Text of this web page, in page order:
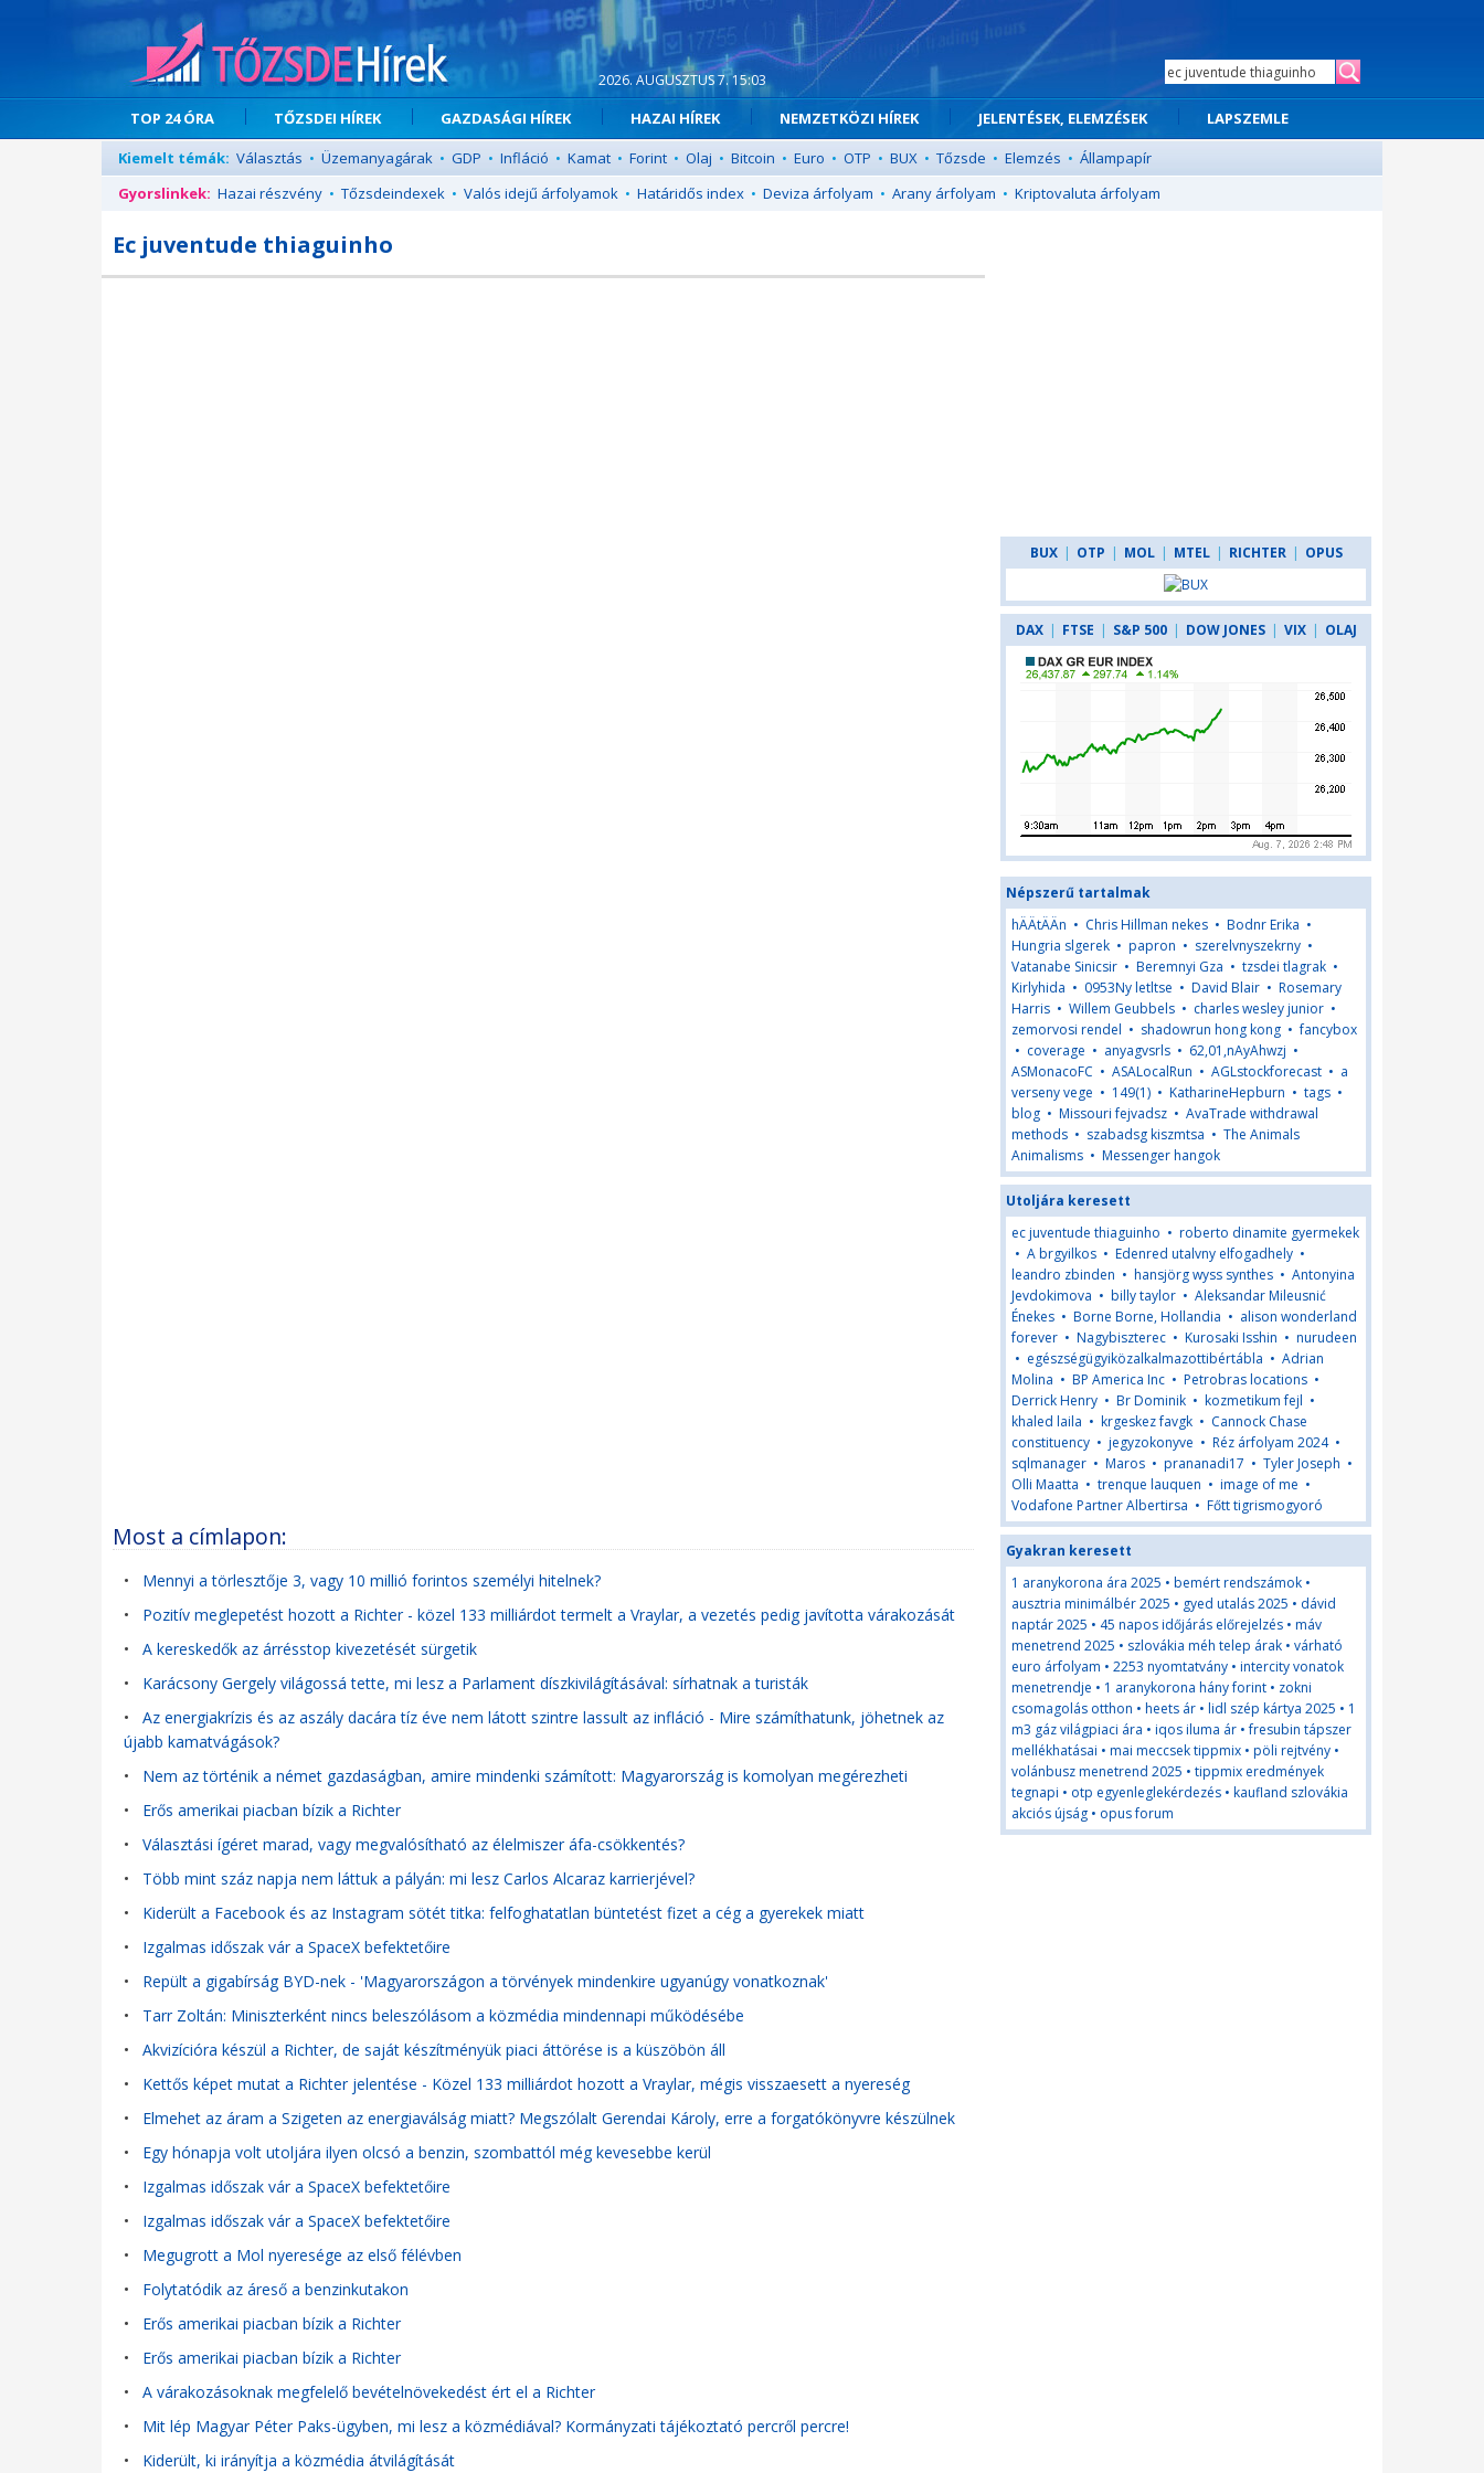
2026. AUGUSZTUS 7. 15:03
TOP 24 ÓRA TŐZSDEI HÍREK GAZDASÁGI HÍREK HAZAI HÍREK NEMZETKÖZI HÍREK JELENTÉSEK, ELEMZÉSEK
LAPSZEMLE
Kiemelt témák: Választás • Üzemanyagárak • GDP • Infláció • Kamat • Forint • Olaj • Bitcoin • Euro • OTP • BUX • Tőzsde • Elemzés • Állampapír
Gyorslinkek: Hazai részvény • Tőzsdeindexek • Valós idejű árfolyamok • Határidős index • Deviza árfolyam • Arany árfolyam • Kriptovaluta árfolyam
Ec juventude thiaguinho
Most a címlapon:
• Mennyi a törlesztője 3, vagy 10 millió forintos személyi hitelnek?
• Pozitív meglepetést hozott a Richter - közel 133 milliárdot termelt a Vraylar, a vezetés pedig javította várakozását
• A kereskedők az árrésstop kivezetését sürgetik
• Karácsony Gergely világossá tette, mi lesz a Parlament díszkivilágításával: sírhatnak a turisták
• Az energiakrízis és az aszály dacára tíz éve nem látott szintre lassult az infláció - Mire számíthatunk, jöhetnek az
újabb kamatvágások?
• Nem az történik a német gazdaságban, amire mindenki számított: Magyarország is komolyan megérezheti
• Erős amerikai piacban bízik a Richter
• Választási ígéret marad, vagy megvalósítható az élelmiszer áfa-csökkentés?
• Több mint száz napja nem láttuk a pályán: mi lesz Carlos Alcaraz karrierjével?
• Kiderült a Facebook és az Instagram sötét titka: felfoghatatlan büntetést fizet a cég a gyerekek miatt
• Izgalmas időszak vár a SpaceX befektetőire
• Repült a gigabírság BYD-nek - 'Magyarországon a törvények mindenkire ugyanúgy vonatkoznak'
• Tarr Zoltán: Miniszterként nincs beleszólásom a közmédia mindennapi működésébe
• Akvizícióra készül a Richter, de saját készítményük piaci áttörése is a küszöbön áll
• Kettős képet mutat a Richter jelentése - Közel 133 milliárdot hozott a Vraylar, mégis visszaesett a nyereség
• Elmehet az áram a Szigeten az energiaválság miatt? Megszólalt Gerendai Károly, erre a forgatókönyvre készülnek
• Egy hónapja volt utoljára ilyen olcsó a benzin, szombattól még kevesebbe kerül
• Izgalmas időszak vár a SpaceX befektetőire
• Izgalmas időszak vár a SpaceX befektetőire
• Megugrott a Mol nyeresége az első félévben
• Folytatódik az áreső a benzinkutakon
• Erős amerikai piacban bízik a Richter
• Erős amerikai piacban bízik a Richter
• A várakozásoknak megfelelő bevételnövekedést ért el a Richter
• Mit lép Magyar Péter Paks-ügyben, mi lesz a közmédiával? Kormányzati tájékoztató percről percre!
• Kiderült, ki irányítja a közmédia átvilágítását
BUX | OTP | MOL | MTEL | RICHTER | OPUS
DAX | FTSE | S&P 500 | DOW JONES | VIX | OLAJ
Népszerű tartalmak
hÄÄtÄÄn • Chris Hillman nekes • Bodnr Erika •
Hungria slgerek • papron • szerelvnyszekrny •
Vatanabe Sinicsir • Beremnyi Gza • tzsdei tlagrak •
Kirlyhida • 0953Ny letltse • David Blair • Rosemary
Harris • Willem Geubbels • charles wesley junior •
zemorvosi rendel • shadowrun hong kong •fancybox
• coverage • anyagvsrls • 62,01,nAyAhwzj •
ASMonacoFC • ASALocalRun • AGLstockforecast • a
verseny vege • 149(1) • KatharineHepburn • tags •
blog • Missouri fejvadsz • AvaTrade withdrawal
methods • szabadsg kiszmtsa • The Animals
Animalisms • Messenger hangok
Utoljára keresett
ec juventude thiaguinho • roberto dinamite gyermekek
• A brgyilkos • Edenred utalvny elfogadhely •
leandro zbinden • hansjörg wyss synthes • Antonyina
Jevdokimova • billy taylor • Aleksandar Mileusnić
Énekes • Borne Borne, Hollandia • alison wonderland
forever • Nagybiszterec • Kurosaki Isshin • nurudeen
• egészségügyiközalkalmazottibértábla • Adrian
Molina • BP America Inc • Petrobras locations •
Derrick Henry • Br Dominik • kozmetikum fejl •
khaled laila • krgeskez favgk • Cannock Chase
constituency • jegyzokonyve • Réz árfolyam 2024•
sqlmanager • Maros • prananadi17 • Tyler Joseph •
Olli Maatta • trenque lauquen • image of me •
Vodafone Partner Albertirsa • Főtt tigrismogyoró
Gyakran keresett
1 aranykorona ára 2025 • bemért rendszámok •
ausztria minimálbér 2025 • gyed utalás 2025 • dávid
naptár 2025 • 45 napos időjárás előrejelzés • máv
menetrend 2025 • szlovákia méh telep árak • várható
euro árfolyam • 2253 nyomtatvány • intercity vonatok
menetrendje • 1 aranykorona hány forint • zokni
csomagolás otthon • heets ár • lidl szép kártya 2025 • 1
m3 gáz világpiaci ára • iqos iluma ár •fresubin tápszer
mellékhatásai • mai meccsek tippmix • pöli rejtvény •
volánbusz menetrend 2025 • tippmix eredmények
tegnapi • otp egyenleglekérdezés • kaufland szlovákia
akciós újság • opus forum